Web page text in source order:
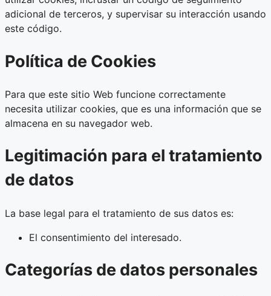
adicional de terceros, y supervisar su interacción usando
este código.
Política de Cookies
Para que este sitio Web funcione correctamente
necesita utilizar cookies, que es una información que se
almacena en su navegador web.
Legitimación para el tratamiento
de datos
La base legal para el tratamiento de sus datos es:
El consentimiento del interesado.
Categorías de datos personales